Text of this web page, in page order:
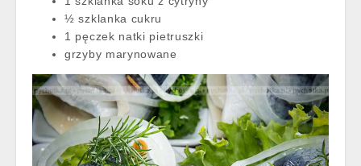
½ szklanka cukru
1 pęczek natki pietruszki
grzyby marynowane